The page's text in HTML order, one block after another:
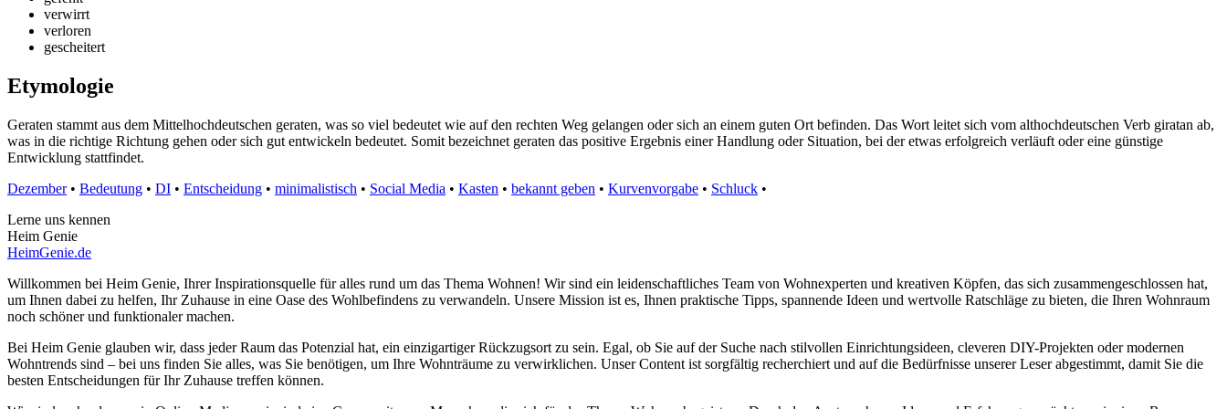
verwirrt
verloren
gescheitert
Etymologie
Geraten stammt aus dem Mittelhochdeutschen geraten, was so viel bedeutet wie auf den rechten Weg gelangen oder sich an einem guten Ort befinden. Das Wort leitet sich vom althochdeutschen Verb giratan ab,
was in die richtige Richtung gehen oder sich gut entwickeln bedeutet. Somit bezeichnet geraten das positive Ergebnis einer Handlung oder Situation, bei der etwas erfolgreich verläuft oder eine günstige
Entwicklung stattfindet.
Dezember• Bedeutung • DI • Entscheidung • minimalistisch • Social Media • Kasten • bekannt geben • Kurvenvorgabe • Schluck •
Lerne uns kennen
Heim Genie
HeimGenie.de
Willkommen bei Heim Genie, Ihrer Inspirationsquelle für alles rund um das Thema Wohnen! Wir sind ein leidenschaftliches Team von Wohnexperten und kreativen Köpfen, das sich zusammengeschlossen hat,
um Ihnen dabei zu helfen, Ihr Zuhause in eine Oase des Wohlbefindens zu verwandeln. Unsere Mission ist es, Ihnen praktische Tipps, spannende Ideen und wertvolle Ratschläge zu bieten, die Ihren Wohnraum
noch schöner und funktionaler machen.
Bei Heim Genie glauben wir, dass jeder Raum das Potenzial hat, ein einzigartiger Rückzugsort zu sein. Egal, ob Sie auf der Suche nach stilvollen Einrichtungsideen, cleveren DIY-Projekten oder modernen
Wohntrends sind – bei uns finden Sie alles, was Sie benötigen, um Ihre Wohnträume zu verwirklichen. Unser Content ist sorgfältig recherchiert und auf die Bedürfnisse unserer Leser abgestimmt, damit Sie die
besten Entscheidungen für Ihr Zuhause treffen können.